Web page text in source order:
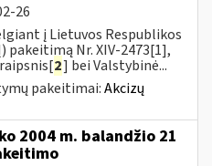
26
į Lietuvos Respublikos
Nr. XIV-2473[1],
2] bei Valstybinė...
pakeitimai:Akcizų
2004 m. balandžio 21